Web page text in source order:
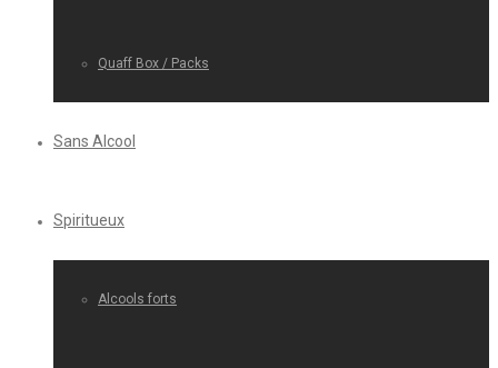
Quaff Box / Packs
Sans Alcool
Spiritueux
Alcools forts